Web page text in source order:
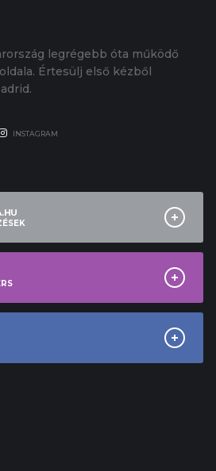
legrégebb óta működő
Értesülj első kézből
INSTAGRAM